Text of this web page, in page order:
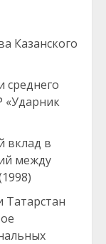
Казанского
среднего
«Ударник
вклад в
между
Татарстан